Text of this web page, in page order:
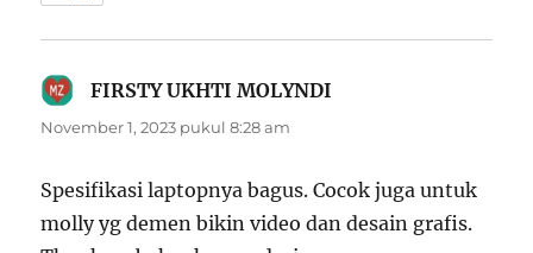
FIRSTY UKHTI MOLYNDI
November 1, 2023 pukul 8:28 am
Spesifikasi laptopnya bagus. Cocok juga untuk
molly yg demen bikin video dan desain grafis.